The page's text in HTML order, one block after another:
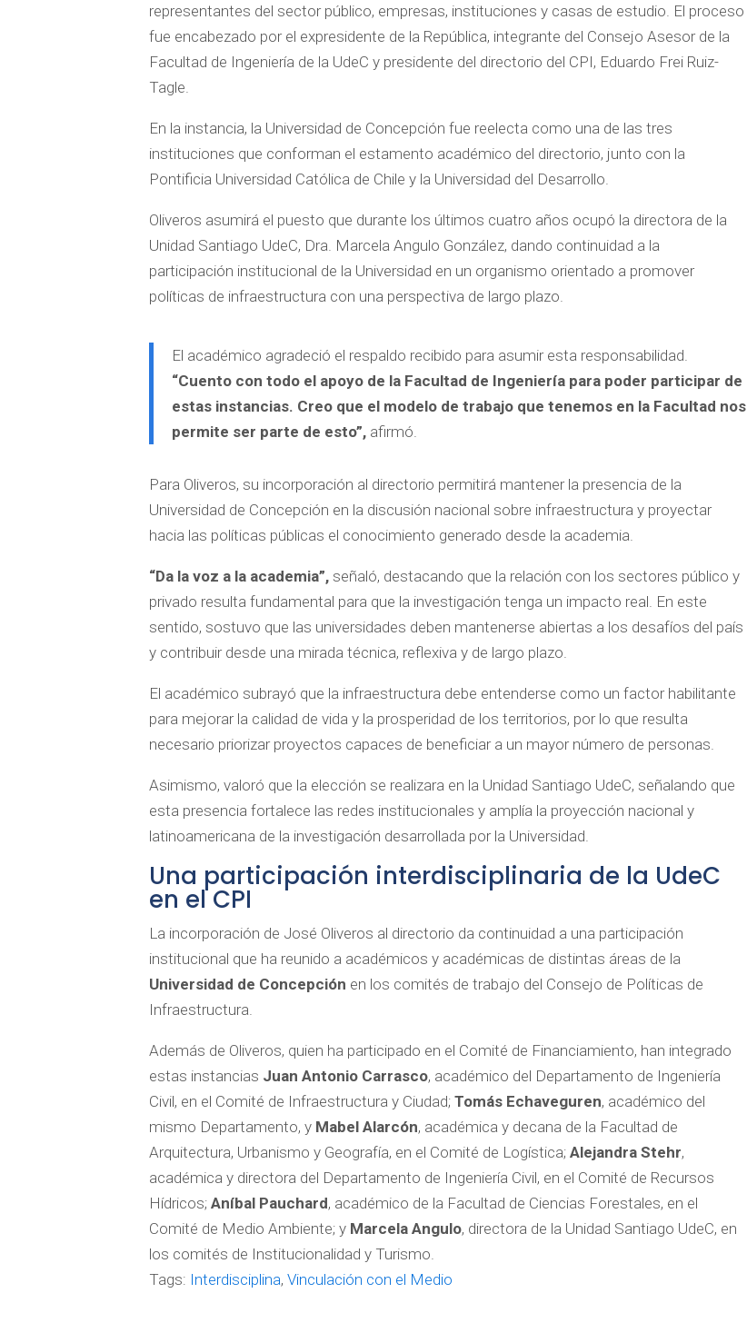
representantes del sector público, empresas, instituciones y casas de estudio. El proceso
fue encabezado por el expresidente de la República, integrante del Consejo Asesor de la
Facultad de Ingeniería de la UdeC y presidente del directorio del CPI, Eduardo Frei Ruiz-
Tagle.
En la instancia, la Universidad de Concepción fue reelecta como una de las tres
instituciones que conforman el estamento académico del directorio, junto con la
Pontificia Universidad Católica de Chile y la Universidad del Desarrollo.
Oliveros asumirá el puesto que durante los últimos cuatro años ocupó la directora de la
Unidad Santiago UdeC, Dra. Marcela Angulo González, dando continuidad a la
participación institucional de la Universidad en un organismo orientado a promover
políticas de infraestructura con una perspectiva de largo plazo.
El académico agradeció el respaldo recibido para asumir esta responsabilidad.
“Cuento con todo el apoyo de la Facultad de Ingeniería para poder participar de
estas instancias. Creo que el modelo de trabajo que tenemos en la Facultad nos
permite ser parte de esto”, afirmó.
Para Oliveros, su incorporación al directorio permitirá mantener la presencia de la
Universidad de Concepción en la discusión nacional sobre infraestructura y proyectar
hacia las políticas públicas el conocimiento generado desde la academia.
“Da la voz a la academia”, señaló, destacando que la relación con los sectores público y
privado resulta fundamental para que la investigación tenga un impacto real. En este
sentido, sostuvo que las universidades deben mantenerse abiertas a los desafíos del país
y contribuir desde una mirada técnica, reflexiva y de largo plazo.
El académico subrayó que la infraestructura debe entenderse como un factor habilitante
para mejorar la calidad de vida y la prosperidad de los territorios, por lo que resulta
necesario priorizar proyectos capaces de beneficiar a un mayor número de personas.
Asimismo, valoró que la elección se realizara en la Unidad Santiago UdeC, señalando que
esta presencia fortalece las redes institucionales y amplía la proyección nacional y
latinoamericana de la investigación desarrollada por la Universidad.
Una participación interdisciplinaria de la UdeC
en el CPI
La incorporación de José Oliveros al directorio da continuidad a una participación
institucional que ha reunido a académicos y académicas de distintas áreas de la
Universidad de Concepción en los comités de trabajo del Consejo de Políticas de
Infraestructura.
Además de Oliveros, quien ha participado en el Comité de Financiamiento, han integrado
estas instancias Juan Antonio Carrasco, académico del Departamento de Ingeniería
Civil, en el Comité de Infraestructura y Ciudad;Tomás Echaveguren, académico del
mismo Departamento, y Mabel Alarcón, académica y decana de la Facultad de
Arquitectura, Urbanismo y Geografía, en el Comité de Logística;Alejandra Stehr,
académica y directora del Departamento de Ingeniería Civil, en el Comité de Recursos
Hídricos;Aníbal Pauchard, académico de la Facultad de Ciencias Forestales, en el
Comité de Medio Ambiente; y Marcela Angulo, directora de la Unidad Santiago UdeC, en
los comités de Institucionalidad y Turismo.
Tags: Interdisciplina,Vinculación con el Medio